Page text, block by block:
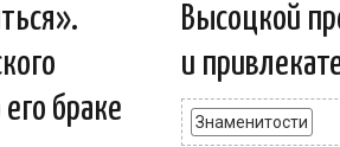
браке
Высоцкой
и
Знаменитости